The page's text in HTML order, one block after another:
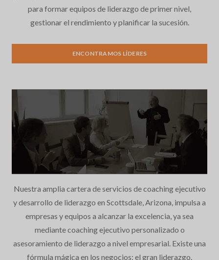
para formar equipos de liderazgo de primer nivel,
gestionar el rendimiento y planificar la sucesión.
ENCONTRAMOS LÍDERES
Nuestra amplia cartera de servicios de coaching ejecutivo
y desarrollo de liderazgo en Scottsdale, Arizona, impulsa a
empresas y equipos a alcanzar la excelencia, ya sea
mediante coaching ejecutivo personalizado o
asesoramiento de liderazgo a nivel empresarial. Existe una
fórmula mágica en los negocios: el gran liderazgo.